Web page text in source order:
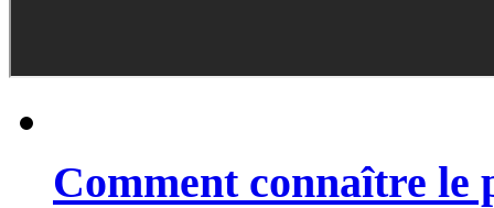
Comment connaître le